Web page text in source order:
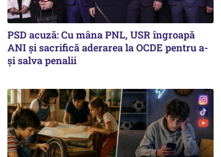
PSD acuză: Cu mâna PNL, USR îngroapă
ANI și sacrifică aderarea la OCDE pentru a-
și salva penalii